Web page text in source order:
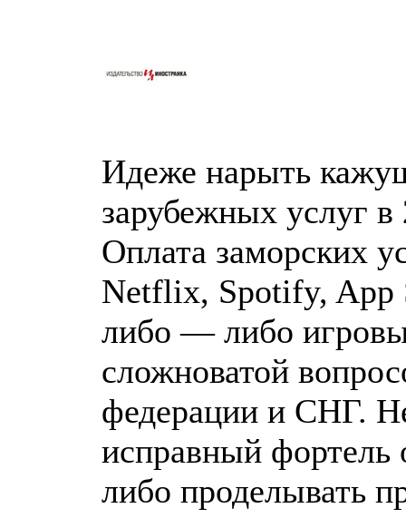
Идеже нарыть
зарубежных услуг в
Оплата заморских
Netflix, Spotify, App
либо — либо
сложноватой
федерации и СНГ.
исправный
либо проделывать